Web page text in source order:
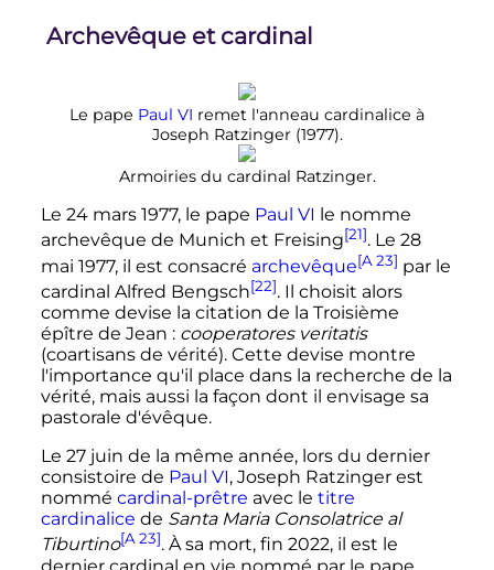
Archevêque et cardinal
Le pape Paul VI remet l'anneau cardinalice à
Joseph Ratzinger (1977).
Armoiries du cardinal Ratzinger.
Le 24 mars 1977, le pape Paul VI le nomme
archevêque de Munich et Freising[21]. Le 28
mai 1977, il est consacré archevêque[A 23] par le
cardinal Alfred Bengsch[22]. Il choisit alors
comme devise la citation de la Troisième
épître de Jean : cooperatores veritatis
(coartisans de vérité). Cette devise montre
l'importance qu'il place dans la recherche de la
vérité, mais aussi la façon dont il envisage sa
pastorale d'évêque.
Le 27 juin de la même année, lors du dernier
consistoire de Paul VI, Joseph Ratzinger est
nommé cardinal-prêtre avec le titre
cardinalice de Santa Maria Consolatrice al
Tiburtino[A 23]. À sa mort, fin 2022, il est le